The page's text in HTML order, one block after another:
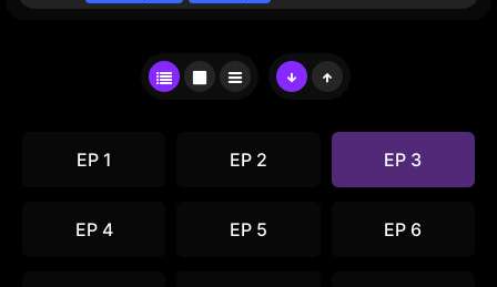
EP 1 EP 2 EP 3
EP 4 EP 5 EP 6